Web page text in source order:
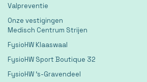
Valpreventie
Onze vestigingen
Medisch Centrum Strijen
FysioHW Klaaswaal
FysioHW Sport Boutique 32
FysioHW ‘s-Gravendeel